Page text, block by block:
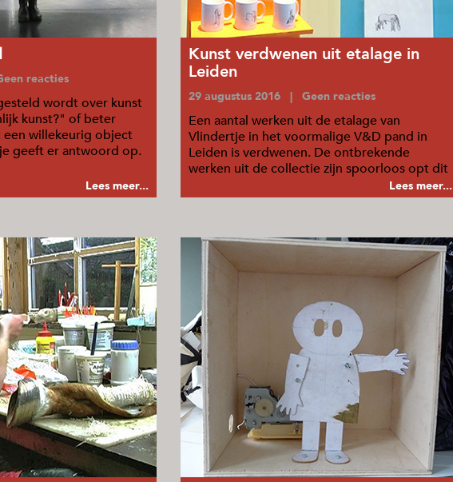
reacties
wordt over kunst
kunst?" of beter
willekeurig object
geeft er antwoord op.
Lees meer...
Kunst verdwenen uit etalage in
Leiden
29 augustus 2016 | Geen reacties
Een aantal werken uit de etalage van
Vlindertje in het voormalige V&D pand in
Leiden is verdwenen. De ontbrekende
werken uit de collectie zijn spoorloos opt dit
Lees meer...